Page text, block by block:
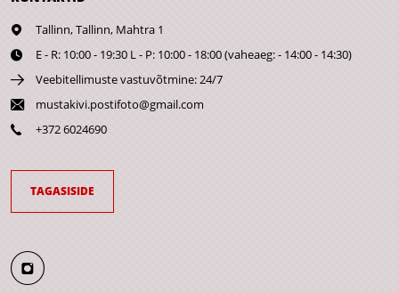
Tallinn,Tallinn, Mahtra 1
E - R: 10:00 - 19:30 L - P: 10:00 - 18:00 (vaheaeg: - 14:00 - 14:30)
Veebitellimuste vastuvõtmine: 24/7
mustakivi.postifoto@gmail.com
+372 6024690
TAGASISIDE